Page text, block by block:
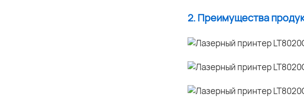
2. Преимущества